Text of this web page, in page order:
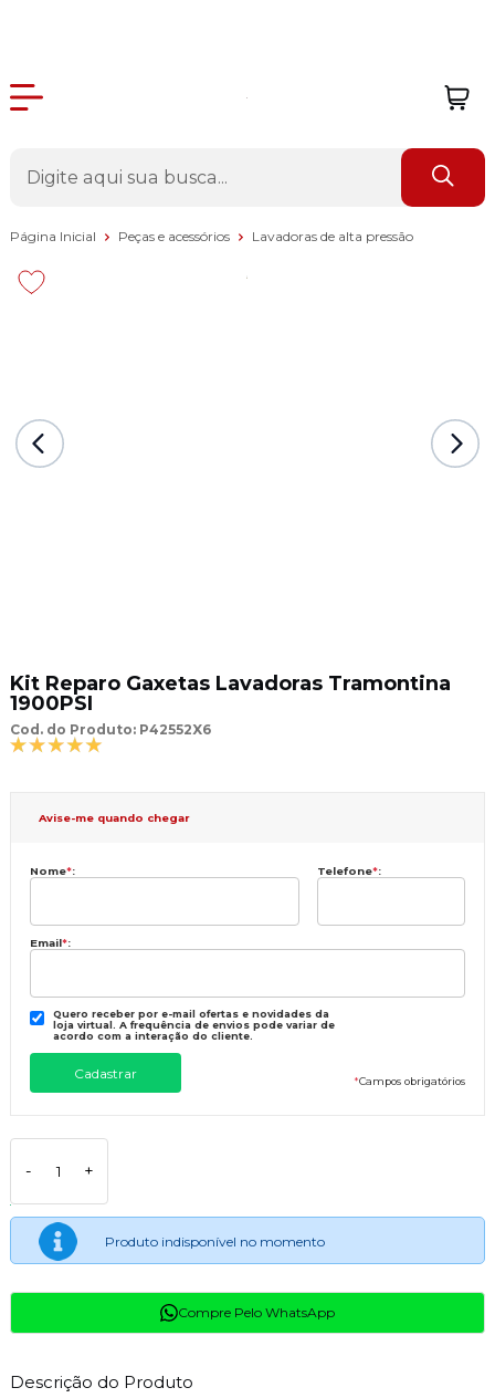
Página Inicial Peças e acessórios Lavadoras de alta pressão
Kit Reparo Gaxetas Lavadoras Tramontina
1900PSI
Cod. do Produto: P42552X6
Avise-me quando chegar
Nome*: Telefone*:
Email*:
Quero receber por e-mail ofertas e novidades da
loja virtual. A frequência de envios pode variar de
acordo com a interação do cliente.
*Campos obrigatórios
- +
Produto indisponível no momento
Compre Pelo WhatsApp
Descrição do Produto